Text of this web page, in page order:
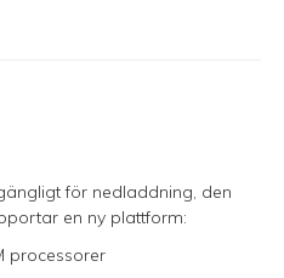
för nedladdning, den
en ny plattform:
processorer